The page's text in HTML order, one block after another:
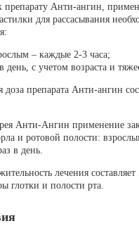
препарату Анти-ангин,
для рассасывания
– каждые 2-3 часа;
день, с учетом возраста и
препарата Анти-ангин
Анти-Ангин применение
и ротовой полости:
в день.
лечения
глотки и полости рта.